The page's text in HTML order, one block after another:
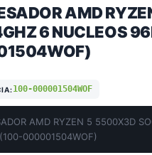
AMD
6 NUCLEOS
100-000001504WOF
AMD RYZEN 5 5500X3D
000001504WOF)